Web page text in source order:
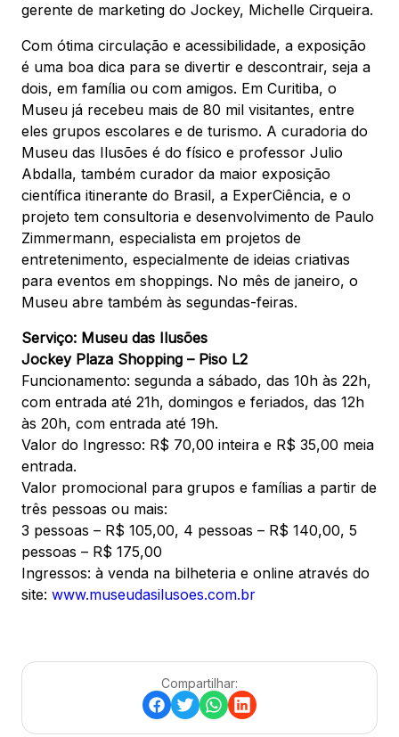
gerente de marketing do Jockey, Michelle Cirqueira.
Com ótima circulação e acessibilidade, a exposição
é uma boa dica para se divertir e descontrair, seja a
dois, em família ou com amigos. Em Curitiba, o
Museu já recebeu mais de 80 mil visitantes, entre
eles grupos escolares e de turismo. A curadoria do
Museu das Ilusões é do físico e professor Julio
Abdalla, também curador da maior exposição
científica itinerante do Brasil, a ExperCiência, e o
projeto tem consultoria e desenvolvimento de Paulo
Zimmermann, especialista em projetos de
entretenimento, especialmente de ideias criativas
para eventos em shoppings. No mês de janeiro, o
Museu abre também às segundas-feiras.
Serviço: Museu das Ilusões
Jockey Plaza Shopping – Piso L2
Funcionamento: segunda a sábado, das 10h às 22h,
com entrada até 21h, domingos e feriados, das 12h
às 20h, com entrada até 19h.
Valor do Ingresso: R$ 70,00 inteira e R$ 35,00 meia
entrada.
Valor promocional para grupos e famílias a partir de
três pessoas ou mais:
3 pessoas – R$ 105,00, 4 pessoas – R$ 140,00, 5
pessoas – R$ 175,00
Ingressos: à venda na bilheteria e online através do
site: www.museudasilusoes.com.br
Compartilhar: